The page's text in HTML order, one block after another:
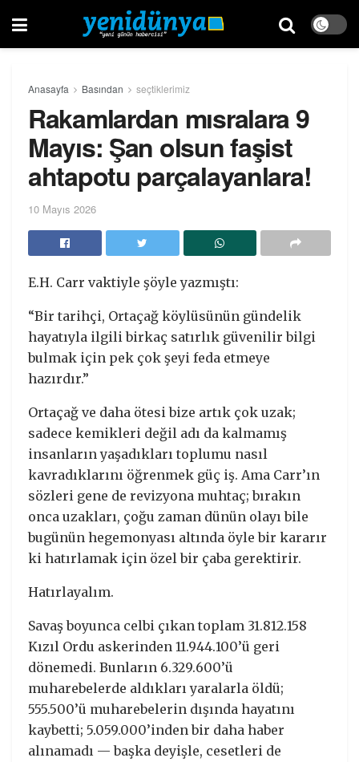
Anasayfa Basından seçtiklerimiz
Rakamlardan mısralara 9
Mayıs: Şan olsun faşist
ahtapotu parçalayanlara!
10 Mayıs 2026
E.H. Carr vaktiyle şöyle yazmıştı:
“Bir tarihçi, Ortaçağ köylüsünün gündelik
hayatıyla ilgili birkaç satırlık güvenilir bilgi
bulmak için pek çok şeyi feda etmeye
hazırdır.”
Ortaçağ ve daha ötesi bize artık çok uzak;
sadece kemikleri değil adı da kalmamış
insanların yaşadıkları toplumu nasıl
kavradıklarını öğrenmek güç iş. Ama Carr’ın
sözleri gene de revizyona muhtaç; bırakın
onca uzakları, çoğu zaman dünün olayı bile
bugünün hegemonyası altında öyle bir kararır
ki hatırlamak için özel bir çaba gerektirir.
Hatırlayalım.
Savaş boyunca celbi çıkan toplam 31.812.158
Kızıl Ordu askerinden 11.944.100’ü geri
dönemedi. Bunların 6.329.600’ü
muharebelerde aldıkları yaralarla öldü;
555.500’ü muharebelerin dışında hayatını
kaybetti; 5.059.000’inden bir daha haber
alınamadı — başka deyişle, cesetleri de